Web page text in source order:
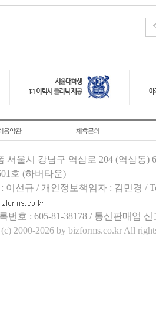
용약관 제휴문의
서울시 강남구 역삼로 204 (역삼동)
호 (하버타운)
이선규 / 개인정보책임자 : 김민경 /
번호 : 605-81-38178 / 통신판매업
2000-2026 by bizforms.co.kr All